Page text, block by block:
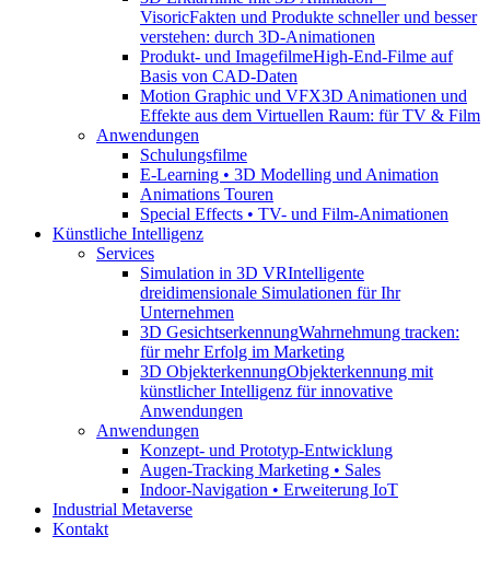
VisoricFakten und Produkte schneller und besser
verstehen: durch 3D-Animationen
Produkt- und ImagefilmeHigh-End-Filme auf
Basis von CAD-Daten
Motion Graphic und VFX3D Animationen und
Effekte aus dem Virtuellen Raum: für TV & Film
Anwendungen
Schulungsfilme
E-Learning • 3D Modelling und Animation
Animations Touren
Special Effects • TV- und Film-Animationen
Künstliche Intelligenz
Services
Simulation in 3D VRIntelligente
dreidimensionale Simulationen für Ihr
Unternehmen
3D GesichtserkennungWahrnehmung tracken:
für mehr Erfolg im Marketing
3D ObjekterkennungObjekterkennung mit
künstlicher Intelligenz für innovative
Anwendungen
Anwendungen
Konzept- und Prototyp-Entwicklung
Augen-Tracking Marketing • Sales
Indoor-Navigation • Erweiterung IoT
Industrial Metaverse
Kontakt